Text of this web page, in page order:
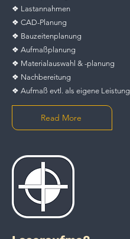
❖ Lastannahmen
❖ CAD-Planung
❖ Bauzeitenplanung
❖ Aufmaßplanung
❖ Materialauswahl & -planung
❖ Nachbereitung
❖ Aufmaß evtl. als eigene Leistung
Read More